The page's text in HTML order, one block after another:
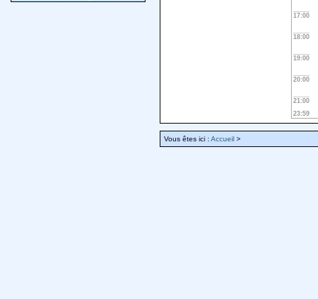
17:00
18:00
19:00
20:00
21:00
23:59
Vous êtes ici : Accueil >